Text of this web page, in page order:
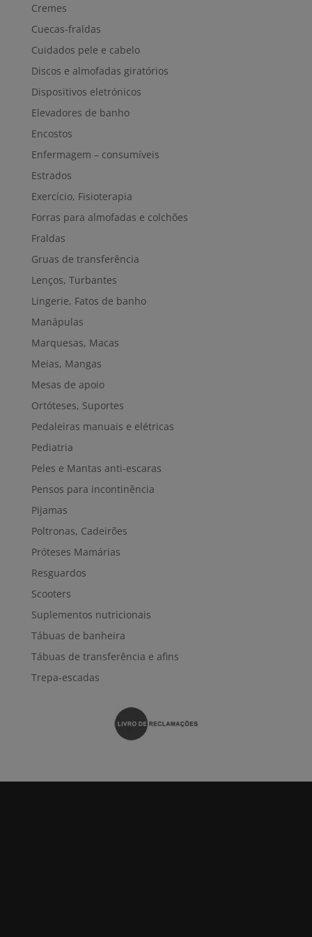
Cremes
Cuecas-fraldas
Cuidados pele e cabelo
Discos e almofadas giratórios
Dispositivos eletrónicos
Elevadores de banho
Encostos
Enfermagem – consumíveis
Estrados
Exercício, Fisioterapia
Forras para almofadas e colchões
Fraldas
Gruas de transferência
Lenços, Turbantes
Lingerie, Fatos de banho
Manápulas
Marquesas, Macas
Meias, Mangas
Mesas de apoio
Ortóteses, Suportes
Pedaleiras manuais e elétricas
Pediatria
Peles e Mantas anti-escaras
Pensos para incontinência
Pijamas
Poltronas, Cadeirões
Próteses Mamárias
Resguardos
Scooters
Suplementos nutricionais
Tábuas de banheira
Tábuas de transferência e afins
Trepa-escadas